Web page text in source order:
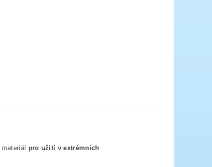
materiál pro užití v extrémních